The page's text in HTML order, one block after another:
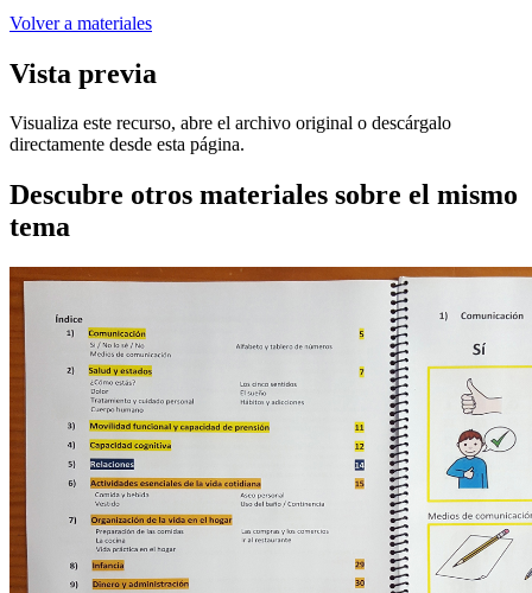
Volver a materiales
Vista previa
Visualiza este recurso, abre el archivo original o descárgalo
directamente desde esta página.
Descubre otros materiales sobre el mismo
tema